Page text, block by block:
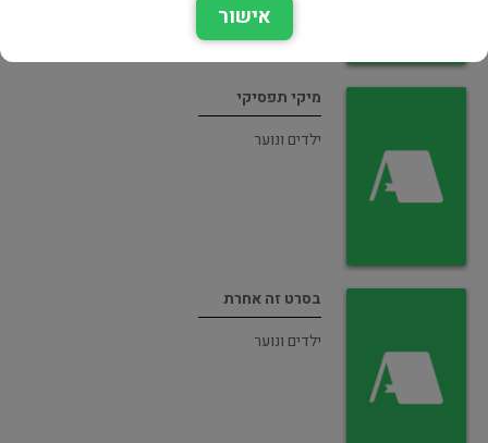
מיקי תפסיקי
ילדים ונוער
בסרט זה אחרת
ילדים ונוער
אישור